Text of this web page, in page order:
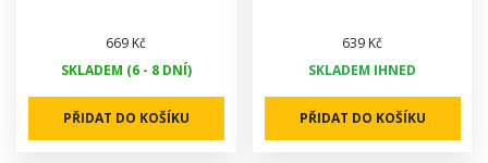
669 Kč
SKLADEM (6 - 8 DNÍ)
PŘIDAT DO KOŠÍKU
639 Kč
SKLADEM IHNED
PŘIDAT DO KOŠÍKU